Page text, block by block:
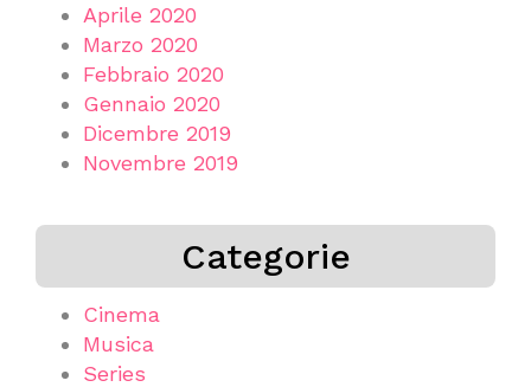
Aprile 2020
Marzo 2020
Febbraio 2020
Gennaio 2020
Dicembre 2019
Novembre 2019
Categorie
Cinema
Musica
Series